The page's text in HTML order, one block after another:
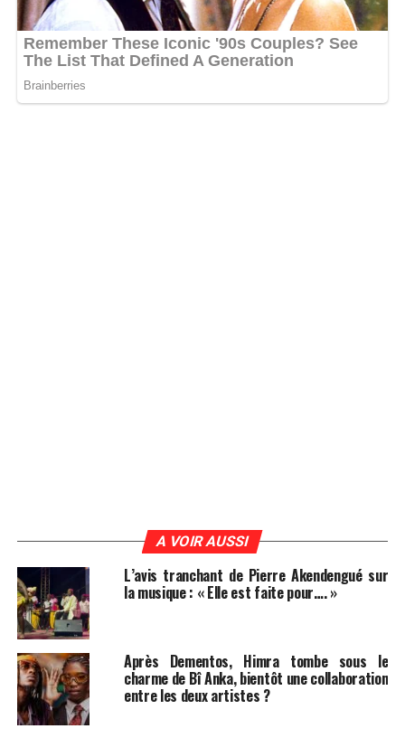
A VOIR AUSSI
L’avis tranchant de Pierre Akendengué sur
la musique : « Elle est faite pour…. »
Après Dementos, Himra tombe sous le
charme de Bî Anka, bientôt une collaboration
entre les deux artistes ?